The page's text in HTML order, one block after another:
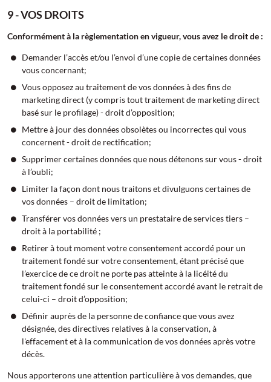
9 - VOS DROITS
Conformément à la règlementation en vigueur, vous avez le droit de :
Demander l’accès et/ou l’envoi d’une copie de certaines données
vous concernant;
Vous opposez au traitement de vos données à des fins de
marketing direct (y compris tout traitement de marketing direct
basé sur le profilage) - droit d’opposition;
Mettre à jour des données obsolètes ou incorrectes qui vous
concernent - droit de rectification;
Supprimer certaines données que nous détenons sur vous - droit
à l’oubli;
Limiter la façon dont nous traitons et divulguons certaines de
vos données – droit de limitation;
Transférer vos données vers un prestataire de services tiers –
droit à la portabilité ;
Retirer à tout moment votre consentement accordé pour un
traitement fondé sur votre consentement, étant précisé que
l’exercice de ce droit ne porte pas atteinte à la licéité du
traitement fondé sur le consentement accordé avant le retrait de
celui-ci – droit d’opposition;
Définir auprès de la personne de confiance que vous avez
désignée, des directives relatives à la conservation, à
l'effacement et à la communication de vos données après votre
décès.
Nous apporterons une attention particulière à vos demandes, que